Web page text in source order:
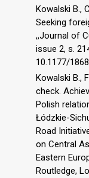
Kowalski B.,
Seeking
,,Journal of
issue 2, s.
10.1177/
Kowalski B.,
check.
Polish
Łódzkie-
Road
on Central
Eastern
Routledge,